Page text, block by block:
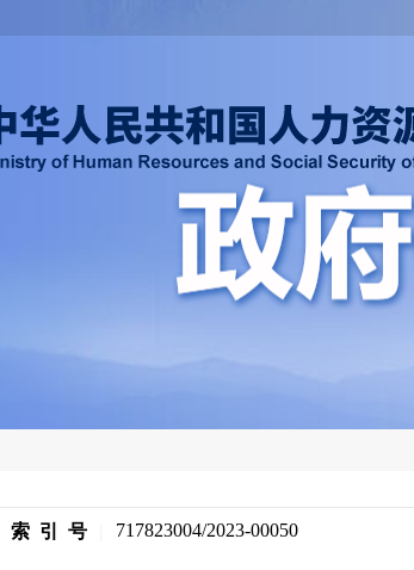
索 引 号 717823004/2023-00050